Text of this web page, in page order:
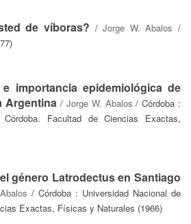
de víboras? /Jorge W. Abalos /
importancia epidemiológica de
Argentina / Jorge W. Abalos / Córdoba :
Facultad de Ciencias Exactas,
género Latrodectus en Santiago
/ Córdoba : Universidad Nacional de
Exactas, Físicas y Naturales (1966)